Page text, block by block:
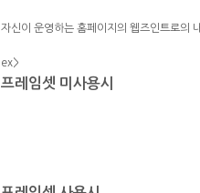
자신이 운영하는 홈페이지의 웹즈인트로의
ex>
프레임셋 미사용시